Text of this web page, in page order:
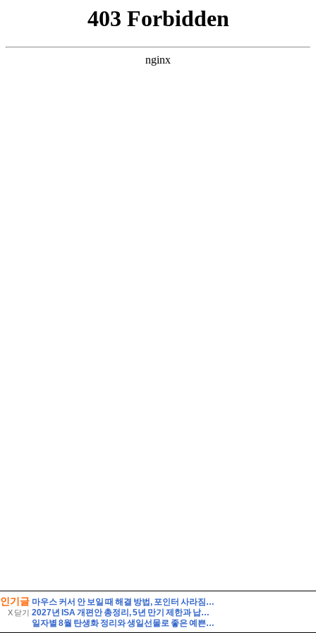
인기글
X 닫기
마우스 커서 안 보일 때 해결 방법, 포인터 사라짐 빠르게 복구하기!
2027년 ISA 개편안 총정리, 5년 만기 제한과 납입한도 이월 폐지
일자별 8월 탄생화 정리와 생일선물로 좋은 예쁜 꽃말 가진 여름꽃 종류 베스트